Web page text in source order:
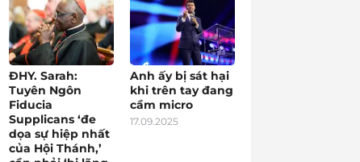
ĐHY. Sarah:
Tuyên Ngôn
Fiducia
Supplicans ‘đe
dọa sự hiệp nhất
của Hội Thánh,’
Anh ấy bị sát hại
khi trên tay đang
cầm micro
17.09.2025